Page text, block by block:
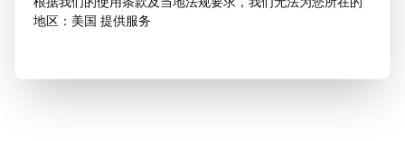
地区：美国 提供服务